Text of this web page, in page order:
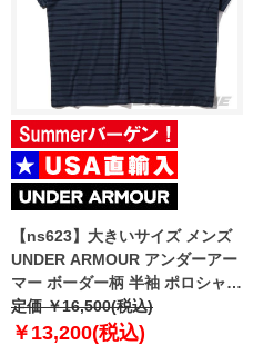
【ns623】大きいサイズ メンズ
UNDER ARMOUR アンダーアー
マー ボーダー柄 半袖 ポロシャツ
MATCHPLAY STRIPE POLO
USA直輸入 1377376-044
定価 ￥16,500(税込)
￥13,200(税込)